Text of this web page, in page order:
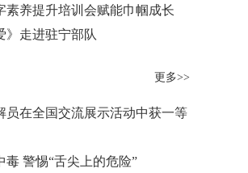
素养提升培训会赋能巾帼成长
》走进驻宁部队
更多>>
员在全国交流展示活动中获一等
毒 警惕“舌尖上的危险”